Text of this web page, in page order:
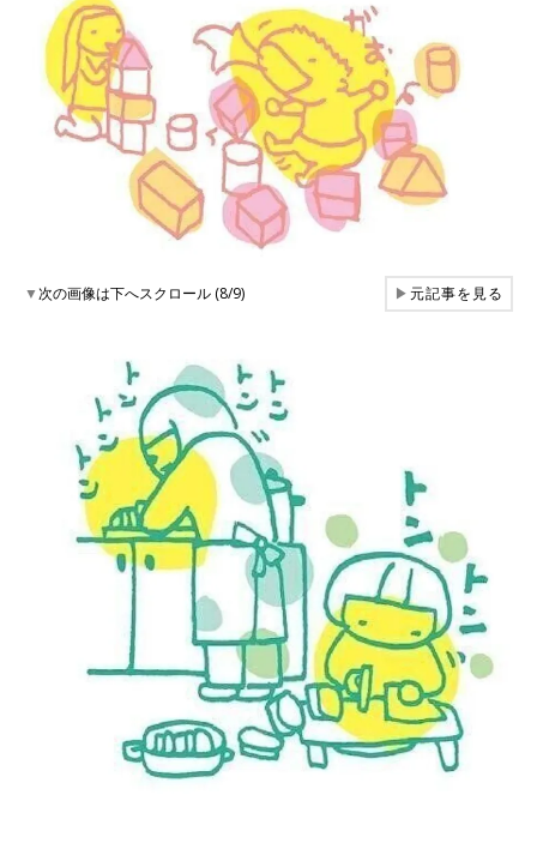
▼次の画像は下へスクロール (8/9) ▶元記事を見る